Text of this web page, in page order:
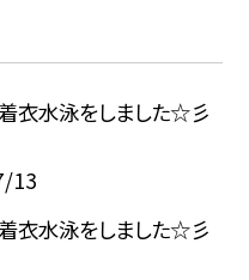
水泳をしました☆彡
13
水泳をしました☆彡